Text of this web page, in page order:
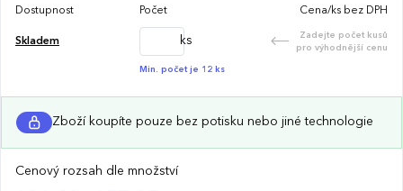
Dostupnost Počet Cena/ks bez DPH
Skladem ks
Zadejte počet kusů
pro výhodnější cenu
Min. počet je 12 ks
Zboží koupíte pouze bez potisku nebo jiné technologie
Cenový rozsah dle množství